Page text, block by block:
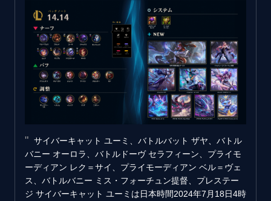
サイバーキャット ユーミ、バトルバット ザヤ、バトル
バニー オーロラ、バトルドーヴ セラフィーン、プライモ
ーディアン レク＝サイ、プライモーディアン ベル＝ヴェ
ス、バトルバニー ミス・フォーチュン提督、プレステー
ジ サイバーキャット ユーミは日本時間2024年7月18日4時